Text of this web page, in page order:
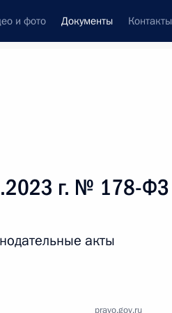
и фото Документы Контакты
г. № 178-ФЗ
акты
pravo.gov.ru